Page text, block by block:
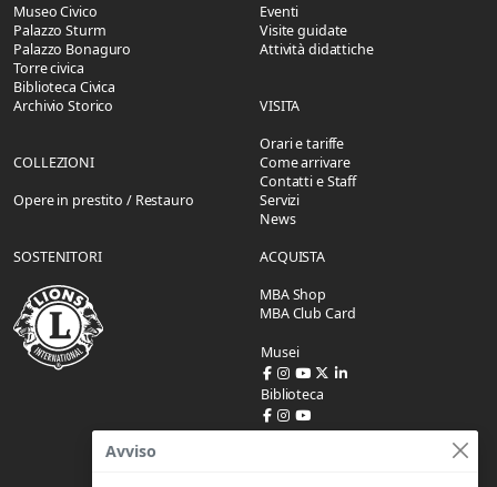
Museo Civico
Palazzo Sturm
Palazzo Bonaguro
Torre civica
Biblioteca Civica
Archivio Storico
COLLEZIONI
Opere in prestito / Restauro
SOSTENITORI
Eventi
Visite guidate
Attività didattiche
VISITA
Orari e tariffe
Come arrivare
Contatti e Staff
Servizi
News
ACQUISTA
MBA Shop
MBA Club Card
Musei
Biblioteca
Avviso